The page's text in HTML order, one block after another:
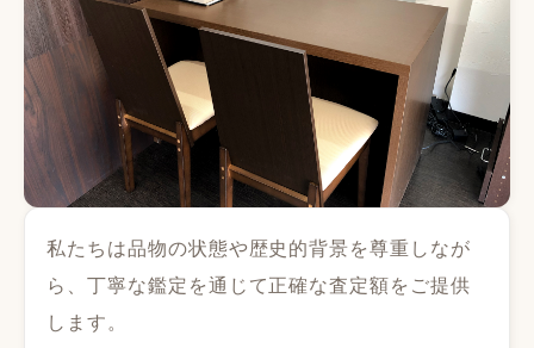
私たちは品物の状態や歴史的背景を尊重しなが
ら、丁寧な鑑定を通じて正確な査定額をご提供
します。